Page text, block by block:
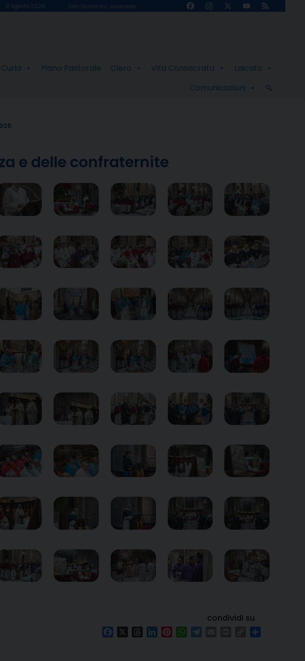
8 Agosto 2026 San Domenico, sacerdote FacebookInstagram
X
YouTube
Feed
Curia Piano Pastorale Clero Vita Consacrata
Laicato
Comunicazioni
e delle confraternite
condividi su
FacebookThreadsLinkedInPinterestWhatsApp
Copy